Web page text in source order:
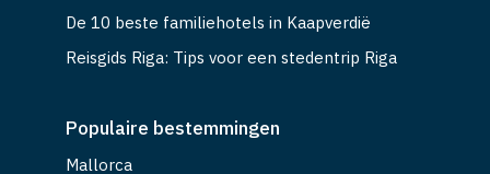
De 10 beste familiehotels in Kaapverdië
Reisgids Riga: Tips voor een stedentrip Riga
Populaire bestemmingen
Mallorca